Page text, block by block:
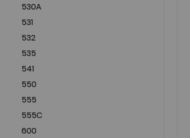
530A
531
532
535
541
550
555
555C
600